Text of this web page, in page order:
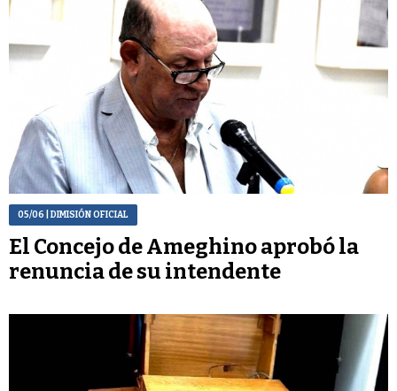
05/06 | DIMISIÓN OFICIAL
El Concejo de Ameghino aprobó la
renuncia de su intendente